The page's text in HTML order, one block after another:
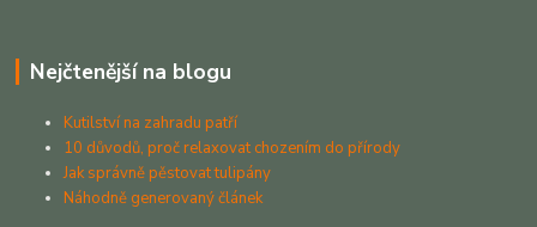
Nejčtenější na blogu
Kutilství na zahradu patří
10 důvodů, proč relaxovat chozením do přírody
Jak správně pěstovat tulipány
Náhodně generovaný článek